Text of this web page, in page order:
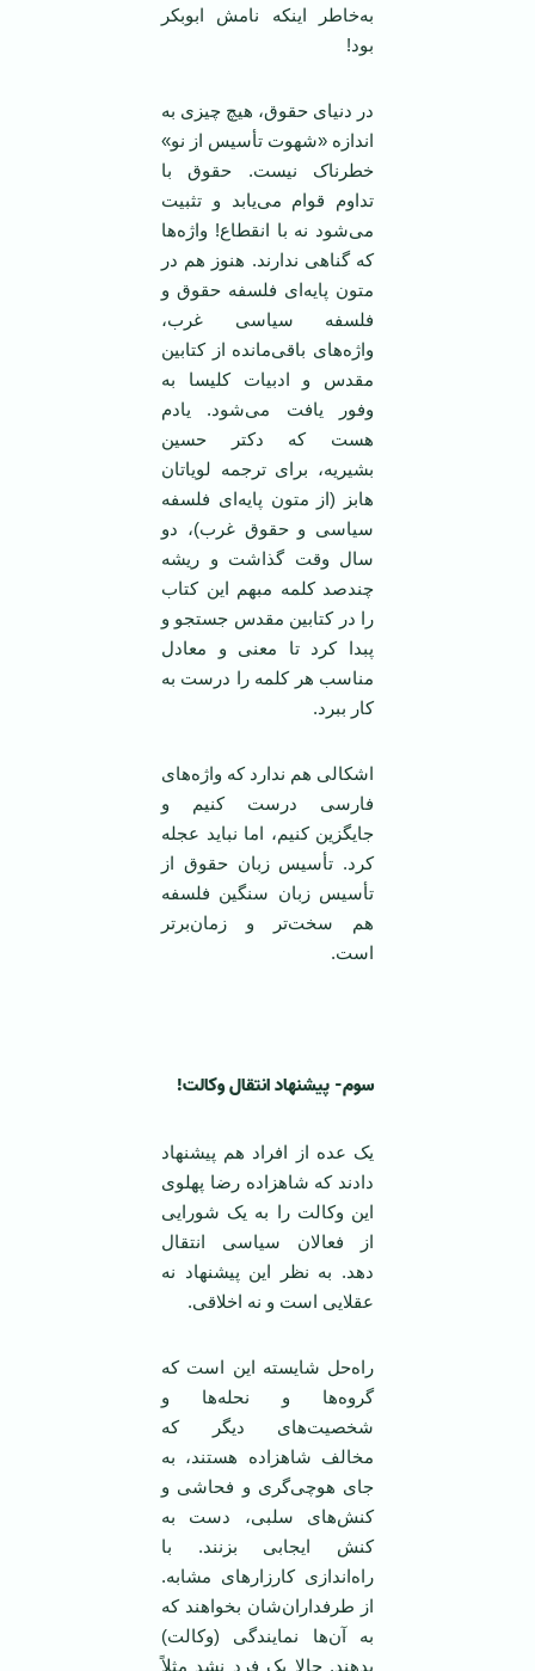
به‌خاطر اینکه نامش ابوبکر
بود!
در دنیای حقوق، هیچ چیزی به
اندازه «شهوت تأسیس از نو»
خطرناک نیست. حقوق با
تداوم قوام می‌یابد و تثبیت
می‌شود نه با انقطاع! واژه‌ها
که گناهی ندارند. هنوز هم در
متون پایه‌ای فلسفه حقوق و
فلسفه سیاسی غرب،
واژه‌های باقی‌مانده از کتابین
مقدس و ادبیات کلیسا به
وفور یافت می‌شود. یادم
هست که دکتر حسین
بشیریه، برای ترجمه لویاتان
هابز (از متون پایه‌ای فلسفه
سیاسی و حقوق غرب)، دو
سال وقت گذاشت و ریشه
چندصد کلمه مبهم این کتاب
را در کتابین مقدس جستجو و
پبدا کرد تا معنی و معادل
مناسب هر کلمه را درست به
کار ببرد.
اشکالی هم ندارد که واژه‌های
فارسی درست کنیم و
جایگزین کنیم، اما نباید عجله
کرد. تأسیس زبان حقوق از
تأسیس زبان سنگین فلسفه
هم سخت‌تر و زمان‌برتر
است.
سوم- پیشنهاد انتقال وکالت!
یک عده از افراد هم پیشنهاد
دادند که شاهزاده رضا پهلوی
این وکالت را به یک شورایی
از فعالان سیاسی انتقال
دهد. به نظر این پیشنهاد نه
عقلایی است و نه اخلاقی.
راه‌حل شایسته این است که
گروه‌ها و نحله‌ها و
شخصیت‌های دیگر که
مخالف شاهزاده هستند، به
جای هوچی‌گری و فحاشی و
کنش‌های سلبی، دست به
کنش ایجابی بزنند. با
راه‌اندازی کارزارهای مشابه.
از طرفداران‌شان بخواهند که
به آن‌ها نمایندگی (وکالت)
بدهند. حالا یک فرد نشد مثلاً